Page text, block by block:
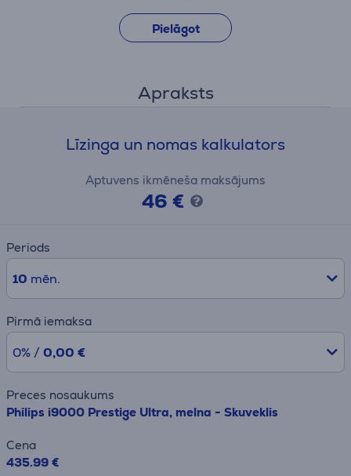
Pielāgot
Apraksts
Līzinga un nomas kalkulators
Aptuvens ikmēneša maksājums
46 €
Periods
10 mēn.
Pirmā iemaksa
0% / 0,00 €
Preces nosaukums
Philips i9000 Prestige Ultra, melna - Skuveklis
Cena
435.99 €